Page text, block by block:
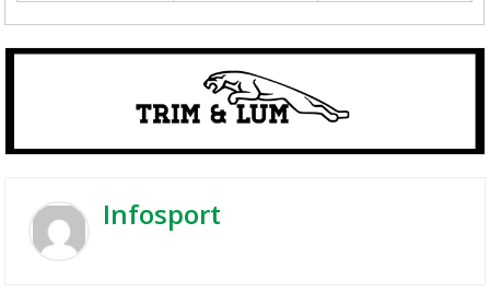
Infosport